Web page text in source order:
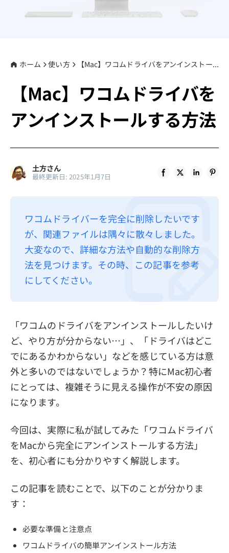
ホーム 使い方 【Mac】ワコムドライバをアンインストールする方法
【Mac】ワコムドライバを
アンインストールする方法
土方さん
最終更新日: 2025年1月7日
ワコムドライバーを完全に削除したいです
が、関連ファイルは隅々に散々しました。
大変なので、詳細な方法や自動的な削除方
法を見つけます。その時、この記事を参考
にしてください。
「ワコムのドライバをアンインストールしたいけ
ど、やり方が分からない…」、「ドライバはどこ
でにあるかわからない」などを感じている方は意
外と多いのではないでしょうか？特にMac初心者
にとっては、複雑そうに見える操作が不安の原因
になります。
今回は、実際に私が試してみた「ワコムドライバ
をMacから完全にアンインストールする方法」
を、初心者にも分かりやすく解説します。
この記事を読むことで、以下のことが分かりま
す：
必要な準備と注意点
ワコムドライバの簡単アンインストール方法